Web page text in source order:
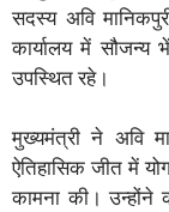
सदस्य अवि
कार्यालय में
उपस्थित रहे।
मुख्यमंत्री ने अवि
ऐतिहासिक जीत में
कामना की। उन्होंने